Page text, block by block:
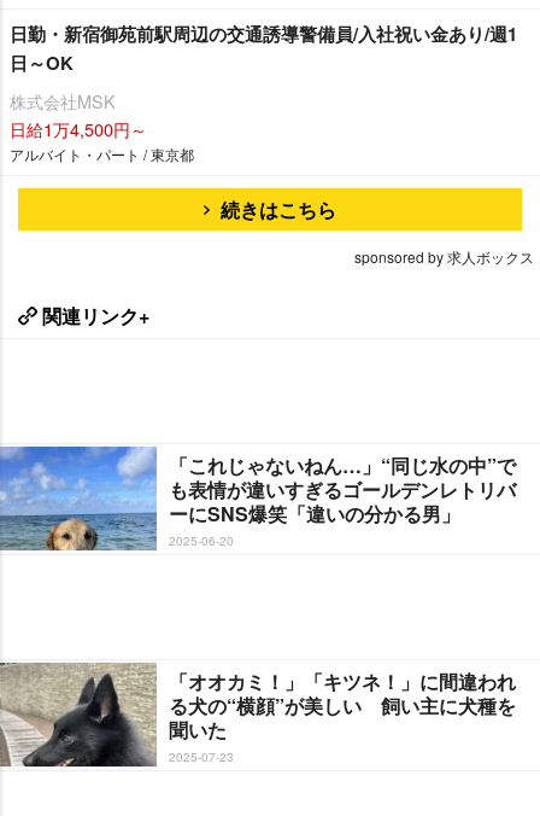
日勤・新宿御苑前駅周辺の交通誘導警備員/入社祝い金あり/週1
日～OK
株式会社MSK
日給1万4,500円～
アルバイト・パート / 東京都
続きはこちら
sponsored by 求人ボックス
関連リンク+
「これじゃないねん…」“同じ水の中”で
も表情が違いすぎるゴールデンレトリバ
ーにSNS爆笑「違いの分かる男」
2025-06-20
「オオカミ！」「キツネ！」に間違われ
る犬の“横顔”が美しい 飼い主に犬種を
聞いた
2025-07-23